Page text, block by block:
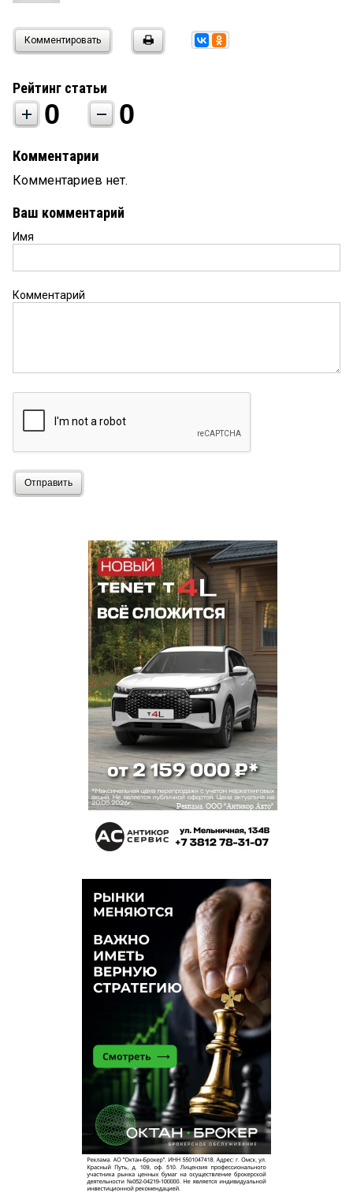
Комментировать
Рейтинг статьи
0 0
Комментарии
Комментариев нет.
Ваш комментарий
Имя
Комментарий
Отправить